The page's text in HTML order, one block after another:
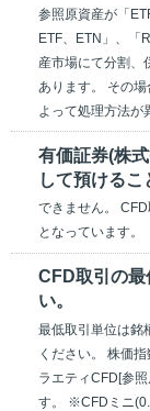
参照原資産が「
ETF、ETN」、「
産市場にて分割、
あります。 その
よって処理方法が
有価証券(株
して預ける
できません。
となっています。
CFD取引の最
い。
最低取引単位は銘
ください。 株価
ラエティCFD[参
す。 ※CFDミニ